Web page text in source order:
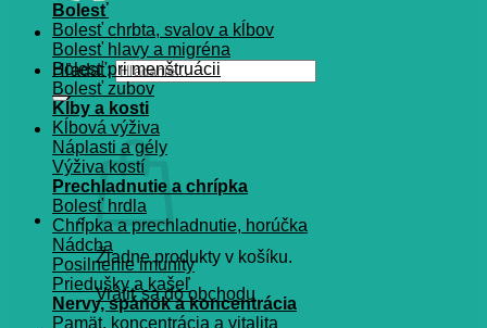
Hľadať:
Žiadne produkty v košíku.
Vrátiť sa do obchodu
Bolesť
Bolesť chrbta, svalov a kĺbov
Bolesť hlavy a migréna
Bolesť pri menštruácii
Bolesť zubov
Kĺby a kosti
Kĺbová výživa
Náplasti a gély
Výživa kostí
Prechladnutie a chrípka
Bolesť hrdla
Chrípka a prechladnutie, horúčka
Nádcha
Posilnenie imunity
Priedušky a kašeľ
Nervy, spánok a koncentrácia
Pamät, koncentrácia a vitalita